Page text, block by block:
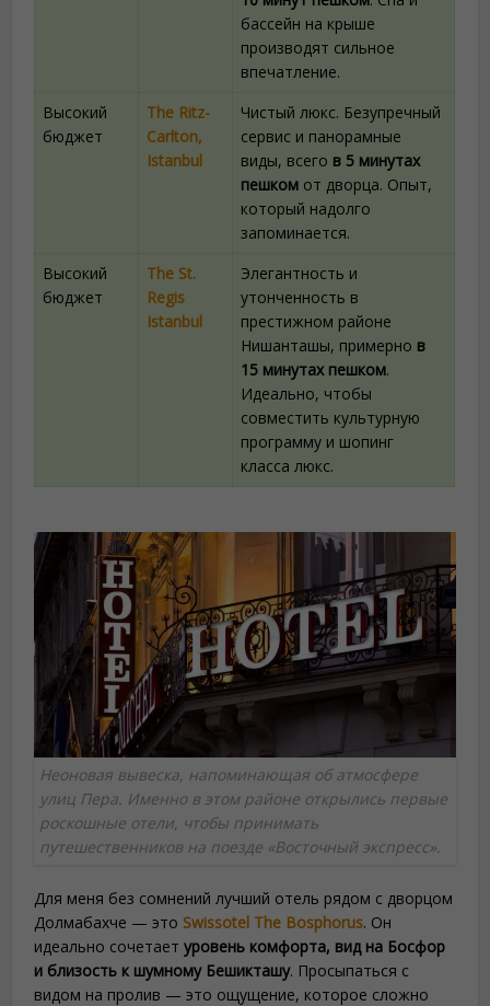
бассейн на крыше
производят сильное
впечатление.
Высокий
бюджет
The Ritz-
Carlton,
Istanbul
Чистый люкс. Безупречный
сервис и панорамные
виды, всего в 5 минутах
пешком от дворца. Опыт,
который надолго
запоминается.
Высокий
бюджет
The St.
Regis
Istanbul
Элегантность и
утонченность в
престижном районе
Нишанташы, примерно в
15 минутах пешком.
Идеально, чтобы
совместить культурную
программу и шопинг
класса люкс.
Неоновая вывеска, напоминающая об атмосфере
улиц Пера. Именно в этом районе открылись первые
роскошные отели, чтобы принимать
путешественников на поезде «Восточный экспресс».
Для меня без сомнений лучший отель рядом с дворцом
Долмабахче — это Swissotel The Bosphorus. Он
идеально сочетаетуровень комфорта, вид на Босфор
и близость к шумному Бешикташу. Просыпаться с
видом на пролив — это ощущение, которое сложно